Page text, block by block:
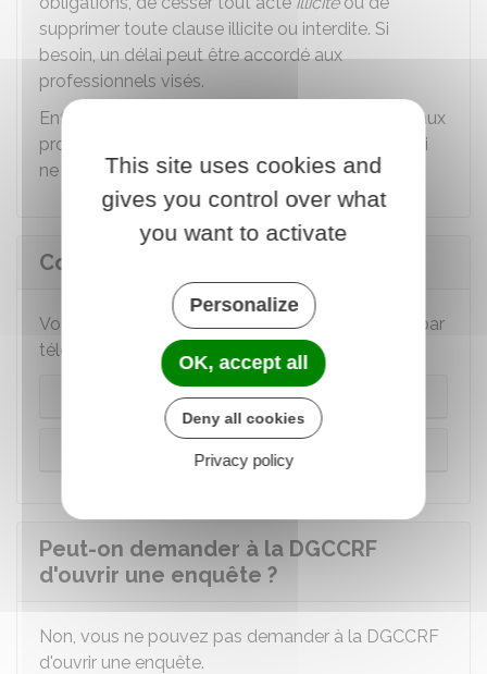
supprimer toute clause illicite ou interdite. Si
besoin, un délai peut être accordé aux
professionnels visés.
Enfin, la DGCCRF peut appliquer des sanctions aux
professionnels qui ne respectent pas la loi ou qui
ne se conforment pas à ses injonctions.
Comment contacter la DGCCRF ?
Vous pouvez contacter la DGCCRF en ligne ou par
téléphone :
En ligne
Par téléphone
Peut-on demander à la DGCCRF
d'ouvrir une enquête ?
Non, vous ne pouvez pas demander à la DGCCRF
d'ouvrir une enquête.
This site uses cookies and
gives you control over what
you want to activate
Personalize
OK, accept all
Deny all cookies
Privacy policy